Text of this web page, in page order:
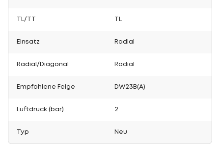
TL/TT
Einsatz Radial
Radial/Diagonal Radial
Empfohlene Felge DW23B(A)
Luftdruck (bar) 2
Typ Neu